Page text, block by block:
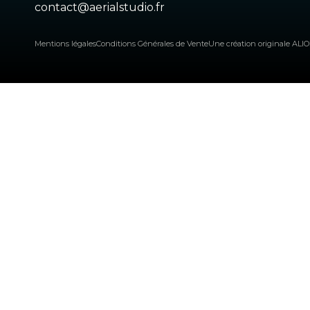
contact@aerialstudio.fr
Mentions légalesConditions Générales de VenteUne création originale